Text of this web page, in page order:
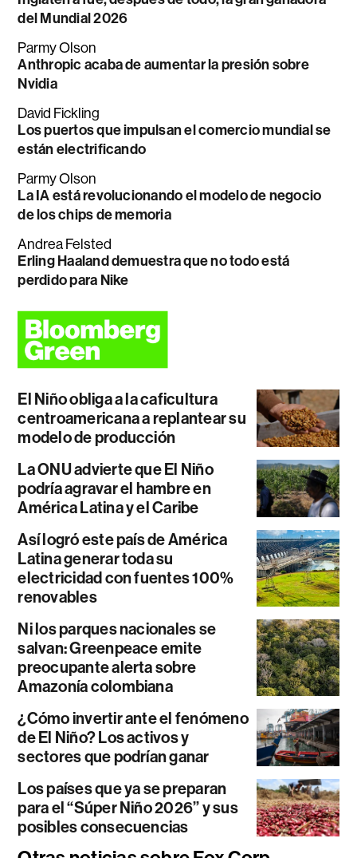
del Mundial 2026
Parmy Olson
Anthropic acaba de aumentar la presión sobre
Nvidia
David Fickling
Los puertos que impulsan el comercio mundial se
están electrificando
Parmy Olson
La IA está revolucionando el modelo de negocio
de los chips de memoria
Andrea Felsted
Erling Haaland demuestra que no todo está
perdido para Nike
El Niño obliga a la caficultura
centroamericana a replantear su
modelo de producción
La ONU advierte que El Niño
podría agravar el hambre en
América Latina y el Caribe
Así logró este país de América
Latina generar toda su
electricidad con fuentes 100%
renovables
Ni los parques nacionales se
salvan: Greenpeace emite
preocupante alerta sobre
Amazonía colombiana
¿Cómo invertir ante el fenómeno
de El Niño? Los activos y
sectores que podrían ganar
Los países que ya se preparan
para el “Súper Niño 2026” y sus
posibles consecuencias